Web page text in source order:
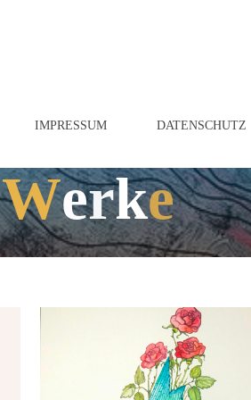
IMPRESSUM DATENSCHUTZ
Werke